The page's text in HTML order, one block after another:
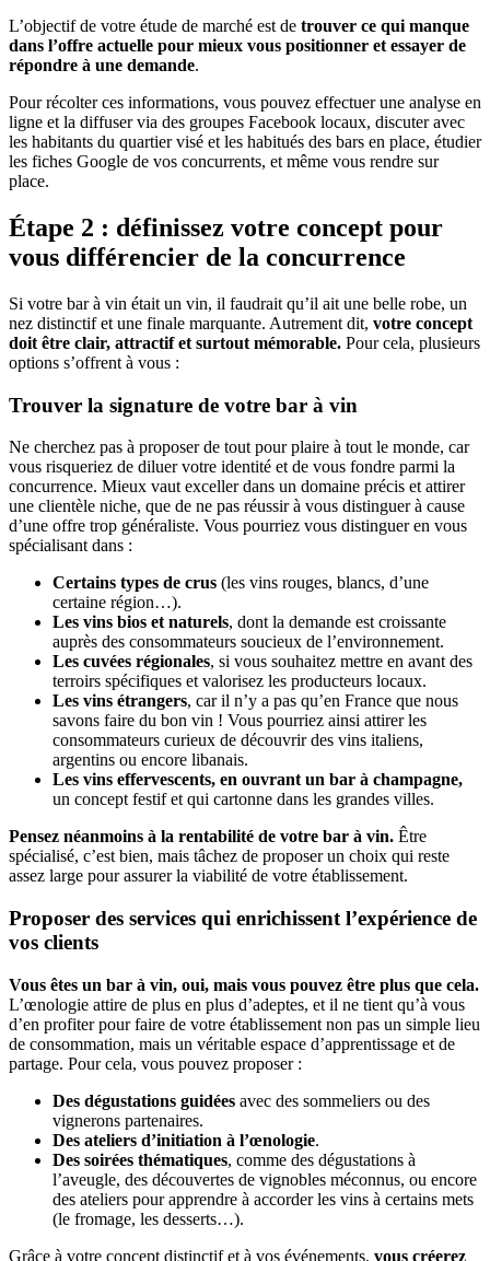
L’objectif de votre étude de marché est de trouver ce qui manque
dans l’offre actuelle pour mieux vous positionner et essayer de
répondre à une demande.
Pour récolter ces informations, vous pouvez effectuer une analyse en
ligne et la diffuser via des groupes Facebook locaux, discuter avec
les habitants du quartier visé et les habitués des bars en place, étudier
les fiches Google de vos concurrents, et même vous rendre sur
place.
Étape 2 : définissez votre concept pour
vous différencier de la concurrence
Si votre bar à vin était un vin, il faudrait qu’il ait une belle robe, un
nez distinctif et une finale marquante. Autrement dit, votre concept
doit être clair, attractif et surtout mémorable. Pour cela, plusieurs
options s’offrent à vous :
Trouver la signature de votre bar à vin
Ne cherchez pas à proposer de tout pour plaire à tout le monde, car
vous risqueriez de diluer votre identité et de vous fondre parmi la
concurrence. Mieux vaut exceller dans un domaine précis et attirer
une clientèle niche, que de ne pas réussir à vous distinguer à cause
d’une offre trop généraliste. Vous pourriez vous distinguer en vous
spécialisant dans :
Certains types de crus (les vins rouges, blancs, d’une
certaine région…).
Les vins bios et naturels, dont la demande est croissante
auprès des consommateurs soucieux de l’environnement.
Les cuvées régionales, si vous souhaitez mettre en avant des
terroirs spécifiques et valorisez les producteurs locaux.
Les vins étrangers, car il n’y a pas qu’en France que nous
savons faire du bon vin ! Vous pourriez ainsi attirer les
consommateurs curieux de découvrir des vins italiens,
argentins ou encore libanais.
Les vins effervescents, en ouvrant un bar à champagne,
un concept festif et qui cartonne dans les grandes villes.
Pensez néanmoins à la rentabilité de votre bar à vin. Être
spécialisé, c’est bien, mais tâchez de proposer un choix qui reste
assez large pour assurer la viabilité de votre établissement.
Proposer des services qui enrichissent l’expérience de
vos clients
Vous êtes un bar à vin, oui, mais vous pouvez être plus que cela.
L’œnologie attire de plus en plus d’adeptes, et il ne tient qu’à vous
d’en profiter pour faire de votre établissement non pas un simple lieu
de consommation, mais un véritable espace d’apprentissage et de
partage. Pour cela, vous pouvez proposer :
Des dégustations guidées avec des sommeliers ou des
vignerons partenaires.
Des ateliers d’initiation à l’œnologie.
Des soirées thématiques, comme des dégustations à
l’aveugle, des découvertes de vignobles méconnus, ou encore
des ateliers pour apprendre à accorder les vins à certains mets
(le fromage, les desserts…).
Grâce à votre concept distinctif et à vos événements, vous créerez